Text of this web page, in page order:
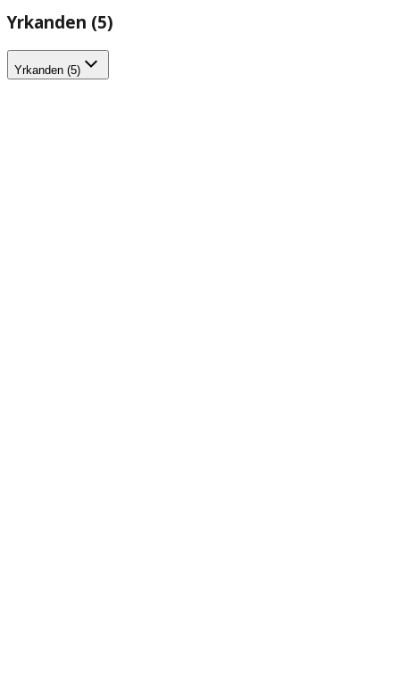
Yrkanden (5)
Yrkanden (5)